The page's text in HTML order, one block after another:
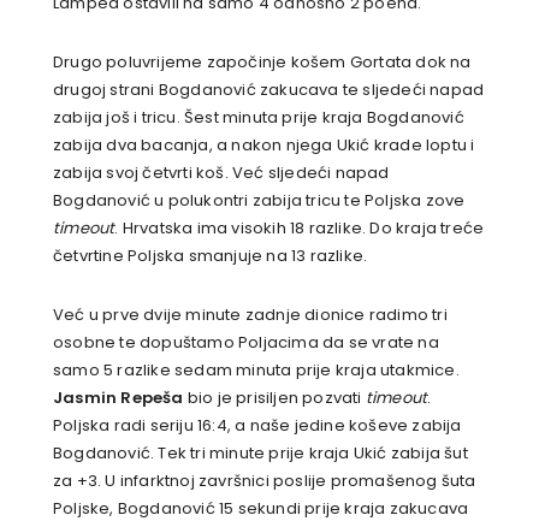
Drugo poluvrijeme započinje košem Gortata dok na
drugoj strani Bogdanović zakucava te sljedeći napad
zabija još i tricu. Šest minuta prije kraja Bogdanović
zabija dva bacanja, a nakon njega Ukić krade loptu i
zabija svoj četvrti koš. Već sljedeći napad
Bogdanović u polukontri zabija tricu te Poljska zove
timeout. Hrvatska ima visokih 18 razlike. Do kraja treće
četvrtine Poljska smanjuje na 13 razlike.
Već u prve dvije minute zadnje dionice radimo tri
osobne te dopuštamo Poljacima da se vrate na
samo 5 razlike sedam minuta prije kraja utakmice.
Jasmin Repeša bio je prisiljen pozvati timeout.
Poljska radi seriju 16:4, a naše jedine koševe zabija
Bogdanović. Tek tri minute prije kraja Ukić zabija šut
za +3. U infarktnoj završnici poslije promašenog šuta
Poljske, Bogdanović 15 sekundi prije kraja zakucava